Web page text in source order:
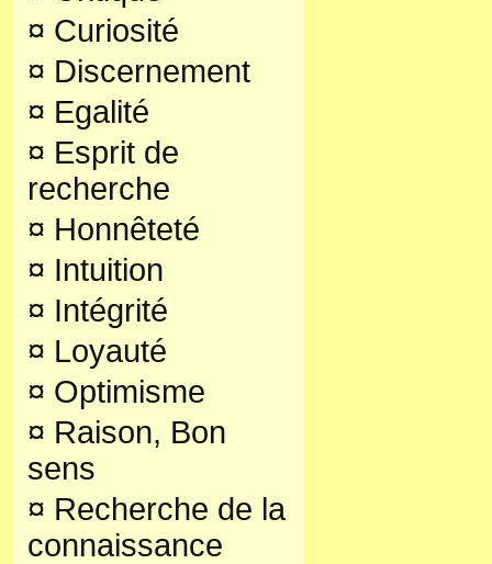
¤ Curiosité
¤ Discernement
¤ Egalité
¤ Esprit de
recherche
¤ Honnêteté
¤ Intuition
¤ Intégrité
¤ Loyauté
¤ Optimisme
¤ Raison, Bon
sens
¤ Recherche de la
connaissance